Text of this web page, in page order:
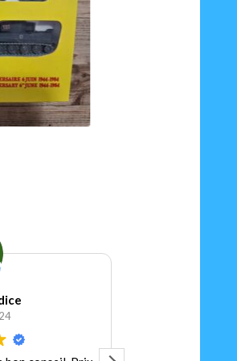
Football Shirt Vintage